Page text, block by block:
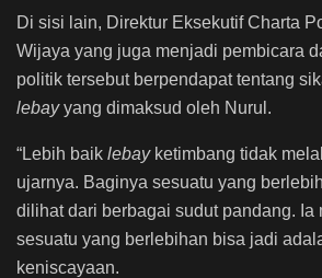
Di sisi lain, Direktur Eksekutif Charta
Wijaya yang juga menjadi pembicara
politik tersebut berpendapat tentang
lebayyang dimaksud oleh Nurul.
“Lebih baik lebayketimbang tidak
ujarnya. Baginya sesuatu yang
dilihat dari berbagai sudut pandang. Ia
sesuatu yang berlebihan bisa jadi
keniscayaan.